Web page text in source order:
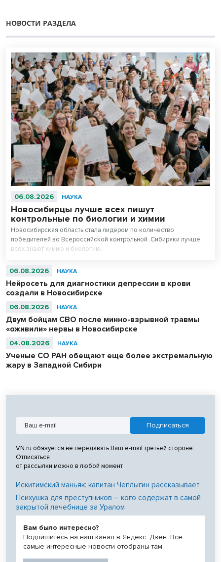
НОВОСТИ РАЗДЕЛА
06.08.2026 НАУКА
Новосибирцы лучше всех пишут
контрольные по биологии и химии
Новосибирская область стала лидером по количество
победителей во Всероссийской контрольной. Сибиряки лучше
всех знают химию и биологию.
06.08.2026 НАУКА
Нейросеть для диагностики депрессии в крови
создали в Новосибирске
06.08.2026 НАУКА
Двум бойцам СВО после минно-взрывной травмы
«оживили» нервы в Новосибирске
04.08.2026 НАУКА
Ученые СО РАН обещают еще более экстремальную
жару в Западной Сибири
VN.ru обязуется не передавать Ваш e-mail третьей стороне.
Отписаться
от рассылки можно в любой момент
Искитимский маньяк: капитан Чеплыгин рассказывает
Психушка для преступников – кого содержат в самой
закрытой лечебнице за Уралом
Вам было интересно?
Подпишитесь на наш канал в Яндекс. Дзен. Все
самые интересные новости отобраны там.